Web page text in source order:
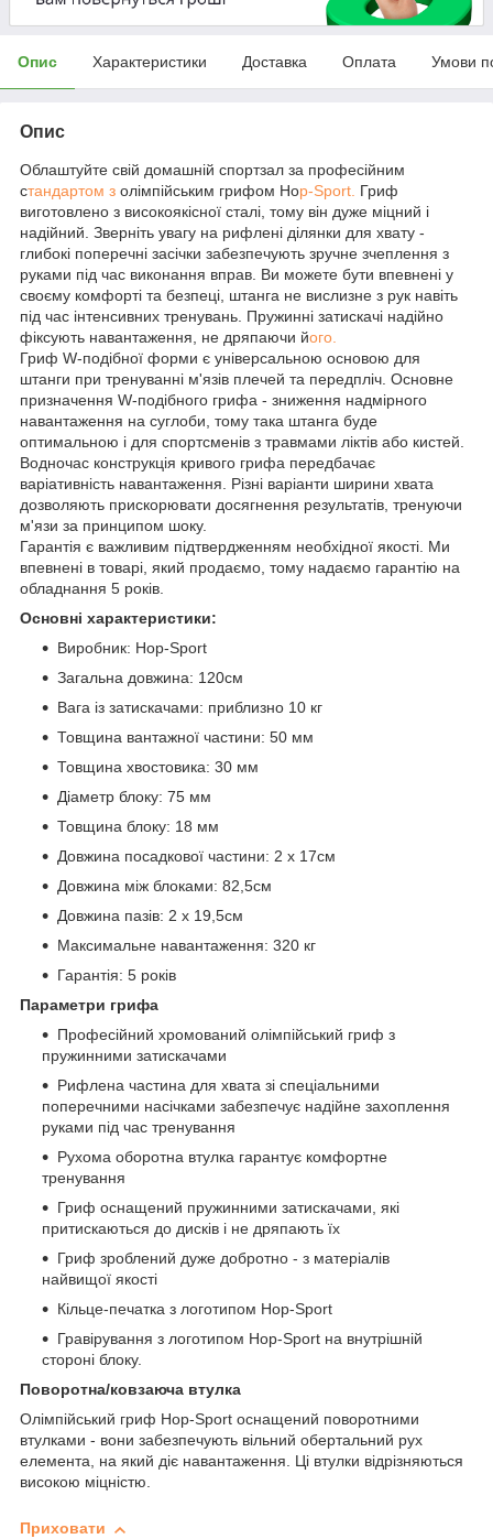
Опис Характеристики Доставка Оплата Умови
Опис
Облаштуйте свій домашній спортзал за професійним
стандартом з олімпійським грифом Hop-Sport. Гриф
виготовлено з високоякісної сталі, тому він дуже міцний і
надійний. Зверніть увагу на рифлені ділянки для хвату -
глибокі поперечні засічки забезпечують зручне зчеплення з
руками під час виконання вправ. Ви можете бути впевнені у
своєму комфорті та безпеці, штанга не вислизне з рук навіть
під час інтенсивних тренувань. Пружинні затискачі надійно
фіксують навантаження, не дряпаючи його.
Гриф W-подібної форми є універсальною основою для
штанги при тренуванні м'язів плечей та передпліч. Основне
призначення W-подібного грифа - зниження надмірного
навантаження на суглоби, тому така штанга буде
оптимальною і для спортсменів з травмами ліктів або кистей.
Водночас конструкція кривого грифа передбачає
варіативність навантаження. Різні варіанти ширини хвата
дозволяють прискорювати досягнення результатів, тренуючи
м'язи за принципом шоку.
Гарантія є важливим підтвердженням необхідної якості. Ми
впевнені в товарі, який продаємо, тому надаємо гарантію на
обладнання 5 років.
Основні характеристики:
Виробник: Hop-Sport
Загальна довжина: 120см
Вага із затискачами: приблизно 10 кг
Товщина вантажної частини: 50 мм
Товщина хвостовика: 30 мм
Діаметр блоку: 75 мм
Товщина блоку: 18 мм
Довжина посадкової частини: 2 х 17см
Довжина між блоками: 82,5см
Довжина пазів: 2 х 19,5см
Максимальне навантаження: 320 кг
Гарантія: 5 років
Параметри грифа
Професійний хромований олімпійський гриф з
пружинними затискачами
Рифлена частина для хвата зі спеціальними
поперечними насічками забезпечує надійне захоплення
руками під час тренування
Рухома оборотна втулка гарантує комфортне
тренування
Гриф оснащений пружинними затискачами, які
притискаються до дисків і не дряпають їх
Гриф зроблений дуже добротно - з матеріалів
найвищої якості
Кільце-печатка з логотипом Hop-Sport
Гравірування з логотипом Hop-Sport на внутрішній
стороні блоку.
Поворотна/ковзаюча втулка
Олімпійський гриф Hop-Sport оснащений поворотними
втулками - вони забезпечують вільний обертальний рух
елемента, на який діє навантаження. Ці втулки відрізняються
високою міцністю.
Приховати